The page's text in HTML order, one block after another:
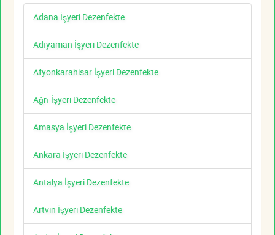
Adana İşyeri Dezenfekte
Adıyaman İşyeri Dezenfekte
Afyonkarahisar İşyeri Dezenfekte
Ağrı İşyeri Dezenfekte
Amasya İşyeri Dezenfekte
Ankara İşyeri Dezenfekte
Antalya İşyeri Dezenfekte
Artvin İşyeri Dezenfekte